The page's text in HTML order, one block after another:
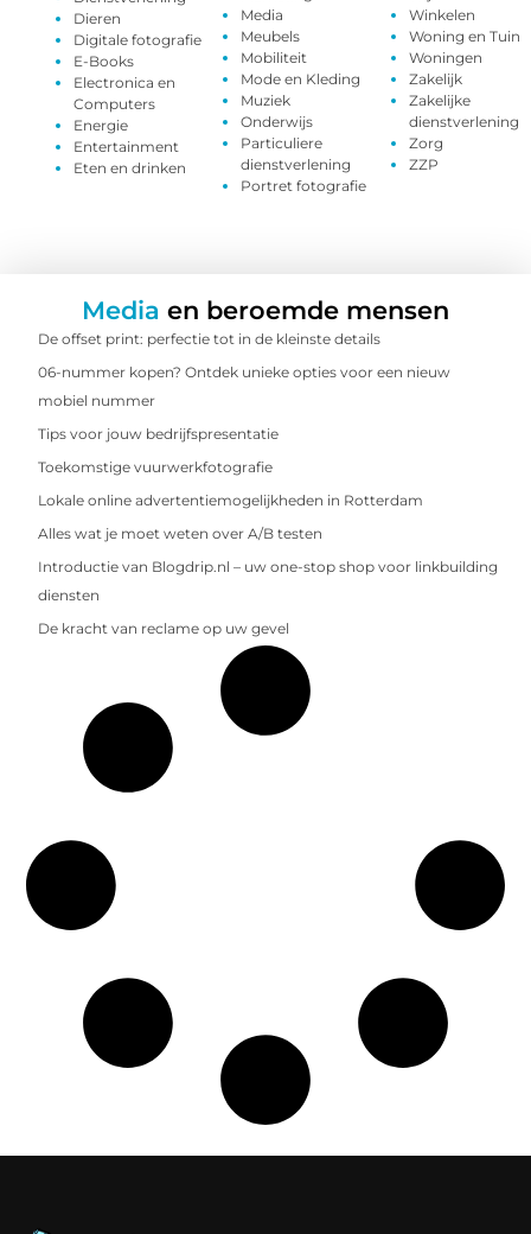
Dieren
Digitale fotografie
E-Books
Electronica en
Computers
Energie
Entertainment
Eten en drinken
Media
Meubels
Mobiliteit
Mode en Kleding
Muziek
Onderwijs
Particuliere
dienstverlening
Portret fotografie
Winkelen
Woning en Tuin
Woningen
Zakelijk
Zakelijke
dienstverlening
Zorg
ZZP
Media en beroemde mensen
De offset print: perfectie tot in de kleinste details
06-nummer kopen? Ontdek unieke opties voor een nieuw
mobiel nummer
Tips voor jouw bedrijfspresentatie
Toekomstige vuurwerkfotografie
Lokale online advertentiemogelijkheden in Rotterdam
Alles wat je moet weten over A/B testen
Introductie van Blogdrip.nl – uw one-stop shop voor linkbuilding
diensten
De kracht van reclame op uw gevel